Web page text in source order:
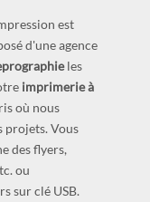
est
d'une agence
les
imprimerie à
où nous
projets. Vous
des flyers,
ou
sur clé USB.